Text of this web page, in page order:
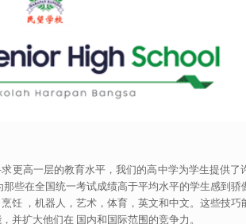
更高一层的教育水平，我们的高中学为学生提供了
那些在全国统一考试成绩高于平均水平的学生感到骄
饪 ，机器人，艺术，体育，英文和中文。这些技巧
并扩大他们在 国内和国际范围的竞争力。